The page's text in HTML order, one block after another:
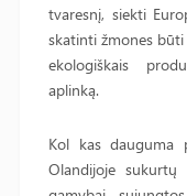
tvaresnį, siekti
skatinti žmones
ekologiškais
aplinką.
Kol kas dauguma
Olandijoje